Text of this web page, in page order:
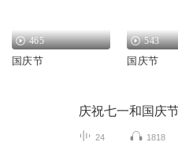
465
国庆节
543
国庆节
庆祝七一和国庆
24 1818